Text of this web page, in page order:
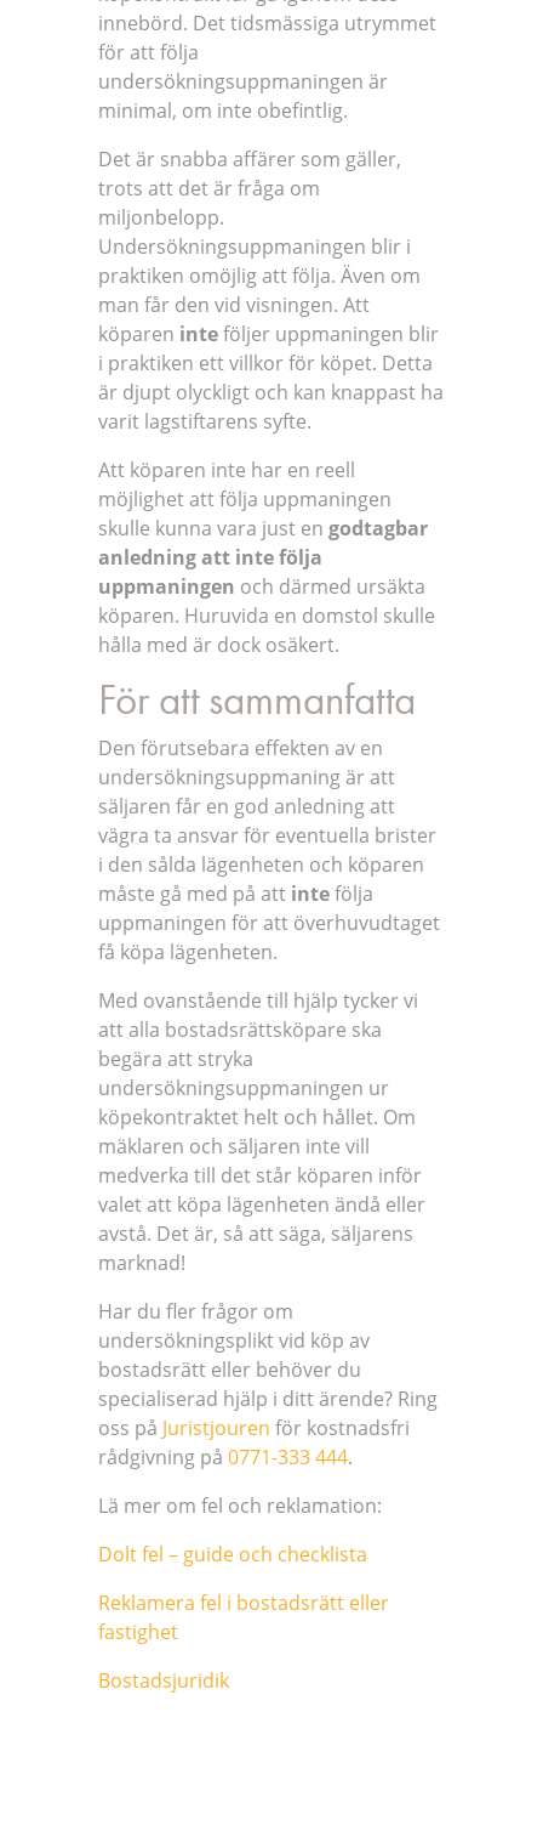
innebörd. Det tidsmässiga utrymmet
för att följa
undersökningsuppmaningen är
minimal, om inte obefintlig.
Det är snabba affärer som gäller,
trots att det är fråga om
miljonbelopp.
Undersökningsuppmaningen blir i
praktiken omöjlig att följa. Även om
man får den vid visningen. Att
köparen inteföljer uppmaningen blir
i praktiken ett villkor för köpet. Detta
är djupt olyckligt och kan knappast ha
varit lagstiftarens syfte.
Att köparen inte har en reell
möjlighet att följa uppmaningen
skulle kunna vara just en godtagbar
anledning att inte följa
uppmaningen och därmed ursäkta
köparen. Huruvida en domstol skulle
hålla med är dock osäkert.
För att sammanfatta
Den förutsebara effekten av en
undersökningsuppmaning är att
säljaren får en god anledning att
vägra ta ansvar för eventuella brister
i den sålda lägenheten och köparen
måste gå med på att intefölja
uppmaningen för att överhuvudtaget
få köpa lägenheten.
Med ovanstående till hjälp tycker vi
att alla bostadsrättsköpare ska
begära att stryka
undersökningsuppmaningen ur
köpekontraktet helt och hållet. Om
mäklaren och säljaren inte vill
medverka till det står köparen inför
valet att köpa lägenheten ändå eller
avstå. Det är, så att säga, säljarens
marknad!
Har du fler frågor om
undersökningsplikt vid köp av
bostadsrätt eller behöver du
specialiserad hjälp i ditt ärende? Ring
oss på Juristjouren för kostnadsfri
rådgivning på 0771-333 444.
Lä mer om fel och reklamation:
Dolt fel – guide och checklista
Reklamera fel i bostadsrätt eller
fastighet
Bostadsjuridik